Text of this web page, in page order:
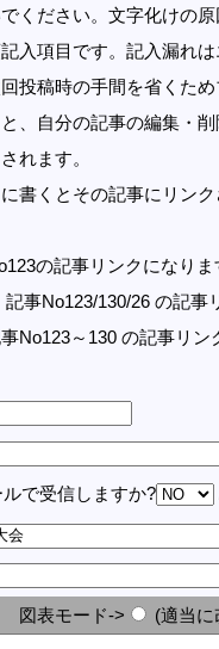
ください。文字化けの原
入項目です。記入漏れは
投稿時の手間を省くため
、自分の記事の編集・削
れます。
書くとその記事にリン
の記事リンクになりま
事No123/130/26 の記事
No123～130 の記事リン
で受信しますか?
図表モード-> (適当に